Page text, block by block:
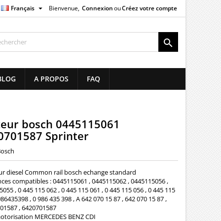
Bienvenue, ConnexionouCréez votre compte
Français 

A PROPOS FAQ
bosch 0445115061
Sprinter
diesel Common rail bosch echange standard
compatibles : 0445115061 , 0445115062 , 0445115056 ,
, 0 445 115 062 , 0 445 115 061 , 0 445 115 056 , 0 445 115
, 0 986 435 398 , A 642 070 15 87 , 642 070 15 87 ,
, 6420701587
MERCEDES BENZ CDI
×
list
×
×